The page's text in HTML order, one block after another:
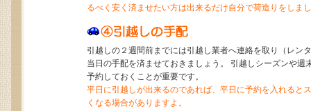
るべく安く済ませたい方は出来るだけ自分で荷造りをしま
引越しの２週間前までには引越し業者へ連絡を取り（レン
当日の手配を済ませておきましょう。 引越しシーズンや週
予約しておくことが重要です。
平日に引越しが出来るのであれば、平日に予約を入れると
くなる場合がありますよ。